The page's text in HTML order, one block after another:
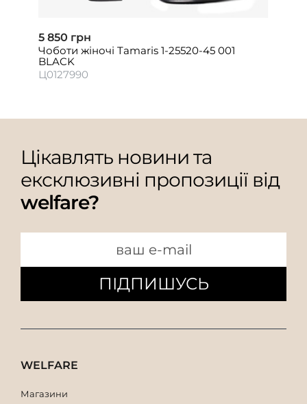
5 850 грн
Чоботи жіночі Tamaris 1-25520-45 001
BLACK
Ц0127990
Цікавлять новини та
ексклюзивні пропозиції від
welfare?
ПІДПИШУСЬ
WELFARE
Магазини